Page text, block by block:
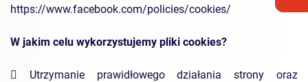
https://www.facebook.com/policies/cookies/
W jakim celu wykorzystujemy pliki cookies?
 Utrzymanie prawidłowego działania strony oraz